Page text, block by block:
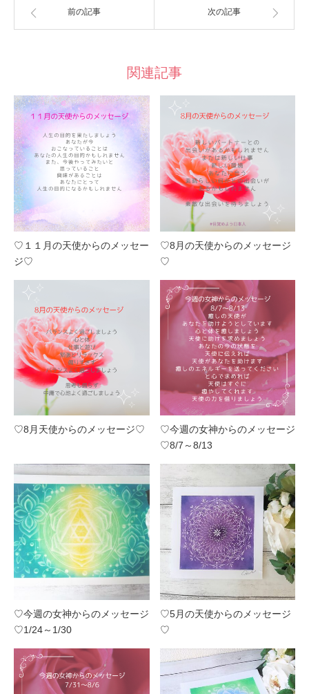
前の記事 次の記事
関連記事
♡１１月の天使からのメッセー
ジ♡
♡8月の天使からのメッセージ
♡
♡8月天使からのメッセージ♡
♡今週の女神からのメッセージ
♡8/7～8/13
♡今週の女神からのメッセージ
♡1/24～1/30
♡5月の天使からのメッセージ
♡